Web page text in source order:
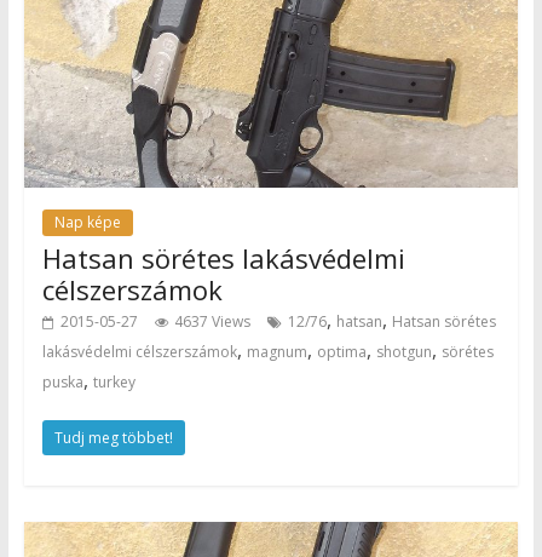
Nap képe
Hatsan sörétes lakásvédelmi
célszerszámok
2015-05-27 4637 Views 12/76, hatsan, Hatsan sörétes
lakásvédelmi célszerszámok, magnum, optima, shotgun, sörétes
puska, turkey
Tudj meg többet!